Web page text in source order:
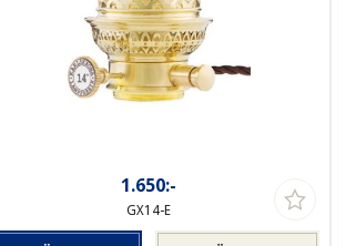
1.650:-
GX14-E